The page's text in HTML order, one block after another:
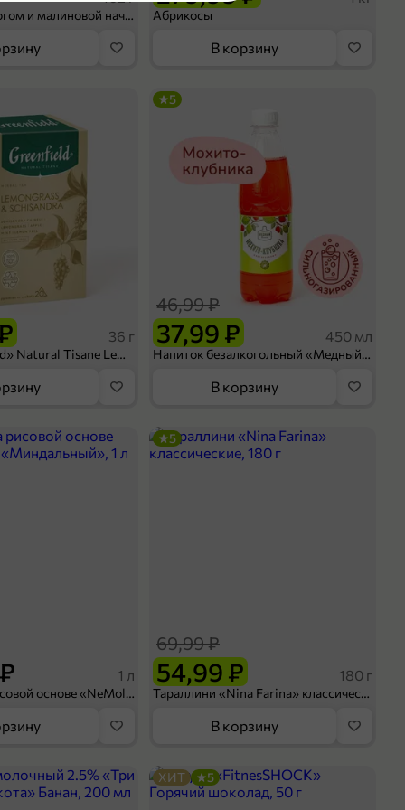
Шосон с творогом и малиновой начинкой, 102 г Абрикосы
В корзину
36 г
Чай «Greenfield» Natural Tisane Lemongrass & Schisandra, 20 пирамидок, 36 г
37,99 ₽
46,99 ₽
450 мл
Напиток безалкогольный «Медный Великан» Мохито-клубника, 450 мл
5
В корзину
1 л
Напиток на рисовой основе «NeMoloko» «Миндальный», 1 л
54,99 ₽
69,99 ₽
180 г
Тараллини «Nina Farina» классические, 180 г
5
В корзину
ХИТ 5